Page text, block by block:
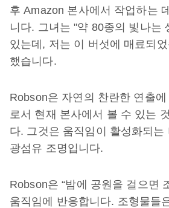
후 Amazon 본사에서 작업하는
니다. 그녀는 "약 80종의 빛나는
있는데, 저는 이 버섯에 매료되
했습니다.
Robson은 자연의 찬란한 연출
로서 현재 본사에서 볼 수 있는
다. 그것은 움직임이 활성화되는
광섬유 조명입니다.
Robson은 “밤에 공원을 걸으면
움직임에 반응합니다. 조형물들